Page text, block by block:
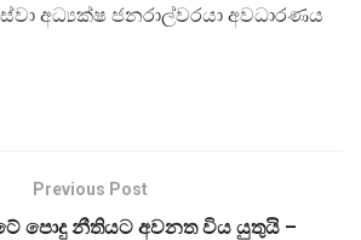
අධ්‍යක්ෂ ජනරාල්වරයා අවධාරණය
Previous Post
පොදු නීතියට අවනත විය යුතුයි –